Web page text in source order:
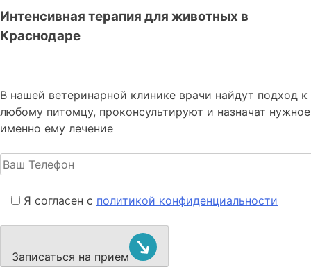
Интенсивная терапия для животных в
Краснодаре
В нашей ветеринарной клинике врачи найдут подход к
любому питомцу, проконсультируют и назначат нужное
именно ему лечение
Я согласен с политикой конфиденциальности
Записаться на прием